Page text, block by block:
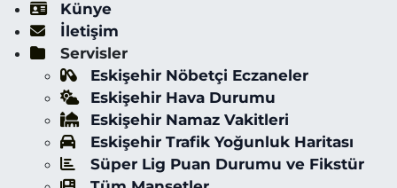
Künye
İletişim
Servisler
Eskişehir Nöbetçi Eczaneler
Eskişehir Hava Durumu
Eskişehir Namaz Vakitleri
Eskişehir Trafik Yoğunluk Haritası
Süper Lig Puan Durumu ve Fikstür